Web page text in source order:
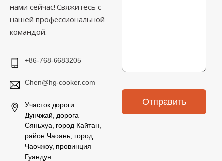
нами сейчас! Свяжитесь с
нашей профессиональной
командой.
+86-768-6683205
Chen@hg-cooker.com
Участок дороги
Дунчжай, дорога
Сяньхуа, город Кайтан,
район Чаоань, город
Чаочжоу, провинция
Гуандун
а
Отправить